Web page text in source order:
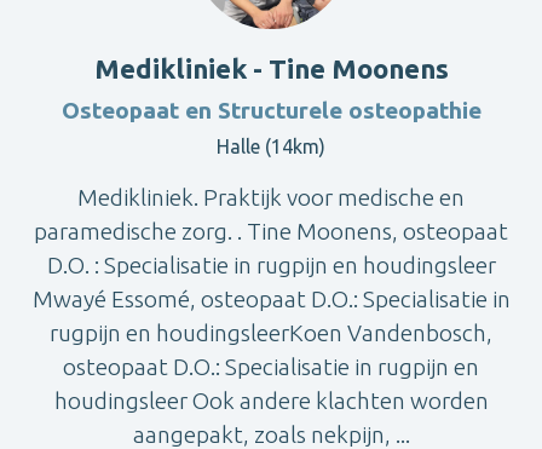
Medikliniek - Tine Moonens
Osteopaat en Structurele osteopathie
Halle (14km)
Medikliniek. Praktijk voor medische en
paramedische zorg. . Tine Moonens, osteopaat
D.O. : Specialisatie in rugpijn en houdingsleer
Mwayé Essomé, osteopaat D.O.: Specialisatie in
rugpijn en houdingsleerKoen Vandenbosch,
osteopaat D.O.: Specialisatie in rugpijn en
houdingsleer Ook andere klachten worden
aangepakt, zoals nekpijn, ...